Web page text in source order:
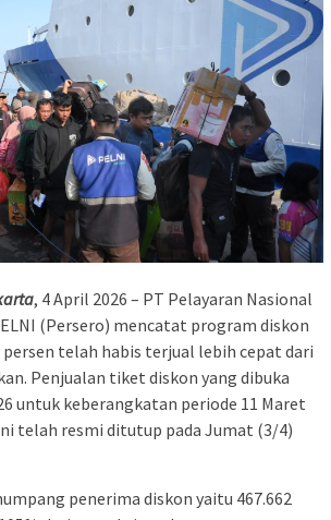
, 4 April 2026 – PT Pelayaran Nasional
(Persero) mencatat program diskon
telah habis terjual lebih cepat dari
Penjualan tiket diskon yang dibuka
untuk keberangkatan periode 11 Maret
telah resmi ditutup pada Jumat (3/4)
penerima diskon yaitu 467.662